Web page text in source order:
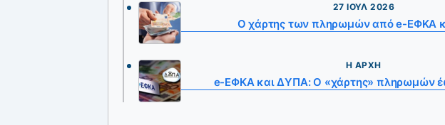
27 ΙΟΎΛ 2026
Ο χάρτης των πληρωμών από e-ΕΦΚΑ
Η ΑΡΧΉ
e-ΕΦΚΑ και ΔΥΠΑ: Ο «χάρτης» πληρωμών